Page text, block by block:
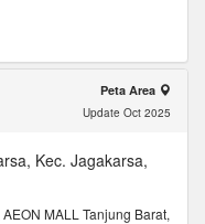
Peta Area
Update Oct 2025
Kec. Jagakarsa,
MALL Tanjung Barat,